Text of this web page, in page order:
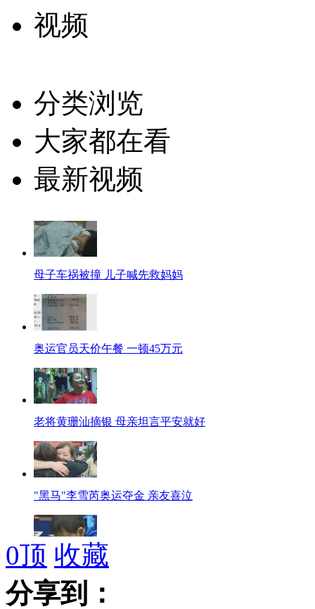
视频
分类浏览
大家都在看
最新视频
母子车祸被撞 儿子喊先救妈妈
奥运官员天价午餐 一顿45万元
老将黄珊汕摘银 母亲坦言平安就好
"黑马"李雪芮奥运夺金 亲友喜泣
台球比赛"歪打正着"震惊全场
0顶 收藏
分享到：